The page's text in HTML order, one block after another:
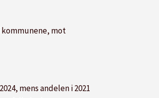
kommunene, mot
mens andelen i 2021